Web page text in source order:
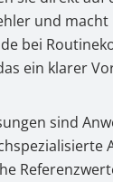
und macht
bei
ein klarer
sind